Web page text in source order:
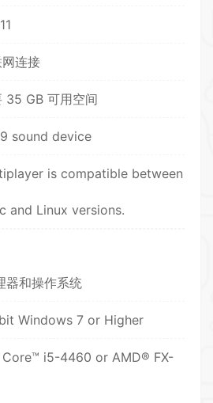
连接
35 GB 可用空间
sound device
is compatible between
and Linux versions.
器和操作系统
Windows 7 or Higher
Core™ i5-4460 or AMD® FX-